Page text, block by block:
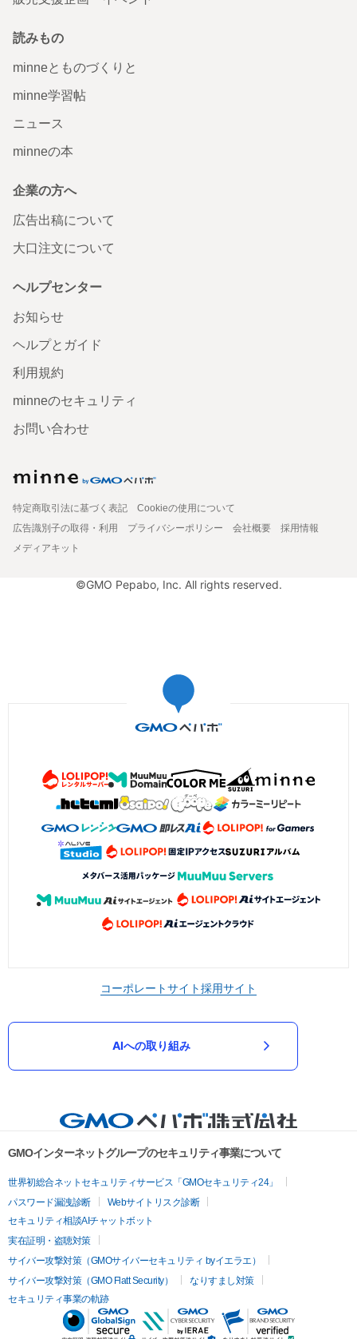
読みもの
minneとものづくりと
minne学習帖
ニュース
minneの本
企業の方へ
広告出稿について
大口注文について
ヘルプセンター
お知らせ
ヘルプとガイド
利用規約
minneのセキュリティ
お問い合わせ
特定商取引法に基づく表記
Cookieの使用について
広告識別子の取得・利用
プライバシーポリシー 会社概要
採用情報
メディアキット
©GMO Pepabo, Inc. All rights reserved.
コーポレートサイト採用サイト
AIへの取り組み
GMOインターネットグループのセキュリティ事業について
世界初総合ネットセキュリティサービス「GMOセキュリティ24」
パスワード漏洩診断
Webサイトリスク診断
セキュリティ相談AIチャットボット
実在証明・盗聴対策
サイバー攻撃対策（GMOサイバーセキュリティ byイエラエ）
サイバー攻撃対策（GMO Flatt Security）
なりすまし対策
セキュリティ事業の軌跡